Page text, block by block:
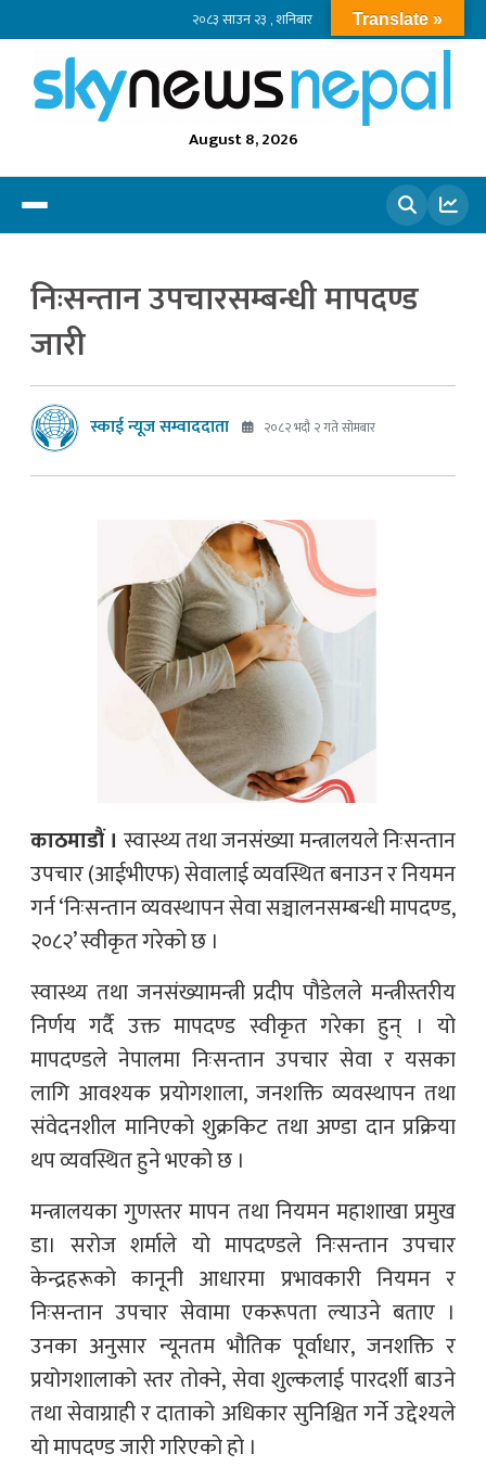
२०८३ साउन २३ , शनिबार
August 8, 2026
निःसन्तान उपचारसम्बन्धी मापदण्ड
जारी
स्काई न्यूज सम्वाददाता २०८२ भदौ २ गते सोमबार
काठमाडौं । स्वास्थ्य तथा जनसंख्या मन्त्रालयले निःसन्तान
उपचार (आईभीएफ) सेवालाई व्यवस्थित बनाउन र नियमन
गर्न ‘निःसन्तान व्यवस्थापन सेवा सञ्चालनसम्बन्धी मापदण्ड,
२०८२’ स्वीकृत गरेको छ ।
स्वास्थ्य तथा जनसंख्यामन्त्री प्रदीप पौडेलले मन्त्रीस्तरीय
निर्णय गर्दै उक्त मापदण्ड स्वीकृत गरेका हुन् । यो
मापदण्डले नेपालमा निःसन्तान उपचार सेवा र यसका
लागि आवश्यक प्रयोगशाला, जनशक्ति व्यवस्थापन तथा
संवेदनशील मानिएको शुक्रकिट तथा अण्डा दान प्रक्रिया
थप व्यवस्थित हुने भएको छ ।
मन्त्रालयका गुणस्तर मापन तथा नियमन महाशाखा प्रमुख
डा। सरोज शर्माले यो मापदण्डले निःसन्तान उपचार
केन्द्रहरूको कानूनी आधारमा प्रभावकारी नियमन र
निःसन्तान उपचार सेवामा एकरूपता ल्याउने बताए ।
उनका अनुसार न्यूनतम भौतिक पूर्वाधार, जनशक्ति र
प्रयोगशालाको स्तर तोक्ने, सेवा शुल्कलाई पारदर्शी बाउने
तथा सेवाग्राही र दाताको अधिकार सुनिश्चित गर्ने उद्देश्यले
यो मापदण्ड जारी गरिएको हो ।
Translate »